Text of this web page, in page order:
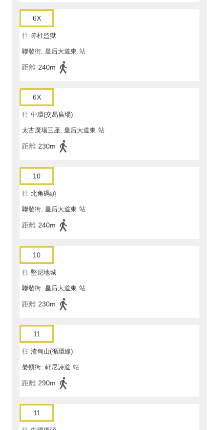
6X
往 赤柱監獄
聯發街, 皇后大道東 站
距離 240m
6X
往 中環(交易廣場)
太古廣場三座, 皇后大道東 站
距離 230m
10
往 北角碼頭
聯發街, 皇后大道東 站
距離 240m
10
往 堅尼地城
聯發街, 皇后大道東 站
距離 230m
11
往 渣甸山(循環線)
晏頓街, 軒尼詩道 站
距離 290m
11